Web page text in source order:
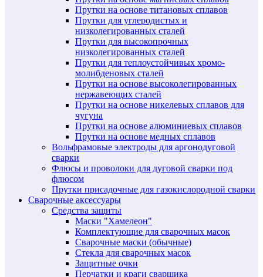
Прутки на основе титановых сплавов
Прутки для углеродистых и
низколегированных сталей
Прутки для высокопрочных
низколегированных сталей
Прутки для теплоустойчивых хромо-
молибденовых сталей
Прутки на основе высоколегированных
нержавеющих сталей
Прутки на основе никелевых сплавов для
чугуна
Прутки на основе алюминиевых сплавов
Прутки на основе медных сплавов
Вольфрамовые электроды для аргонодуговой
сварки
Флюсы и проволоки для дуговой сварки под
флюсом
Прутки присадочные для газокислородной сварки
Сварочные аксессуары
Средства защиты
Маски "Хамелеон"
Комплектующие для сварочных масок
Сварочные маски (обычные)
Стекла для сварочных масок
Защитные очки
Перчатки и краги сварщика